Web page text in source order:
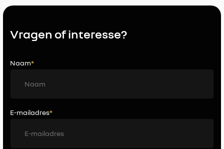
Vragen of interesse?
Naam*
E-mailadres*